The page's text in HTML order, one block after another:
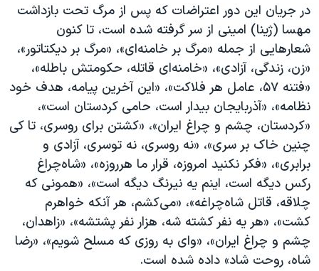
در جریان این دور اعتراضات که پس از مرگ تحت بازداشت
مهسا (ژینا) امینی از سر گرفته شده است، تا کنون
شعارهایی از جمله «مرگ بر خامنه‌ای»، «مرگ بر دیکتاتور»،
«زن، زندگی، آزادی»، «خامنه‌ای قاتله، حکومتش باطله»،
«فتنه ۵۷، عامل هر فلاکت»، «این آخرین پیامه، هدف خود
نظامه»، «آذربایجان بیدار است، حامی کردستان است»،
«کردستان، چشم و چراغ ایران»، «کشتن برای روسری، تا کی
چنین خاک بر سری»، «نه روسری، نه توسری، آزادی و
برابری»، «فکر نکنید امروزه، قرار ما هرروزه»، «شاه‌چراغ
رکس دیگه است، اینم یه نیرنگ دیگه است»، «همونی که
چلاقه، قاتل شاه‌چراغه»، «می‌کشم، هر آنکه خواهرم
کشت»، «هر یه نفر کشته شه، هزار نفر پشتشه»، «زاهدان،
چشم و چراغ ایران»، «وای به روزی که مسلح شویم»، «رضا
شاه،‌ روحت شاد» داده شده است.